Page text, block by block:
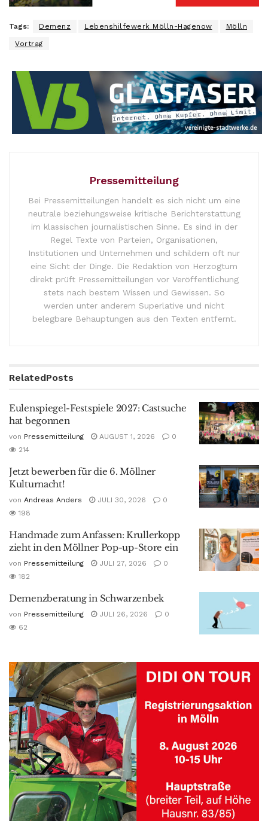
Tags: Demenz Lebenshilfewerk Mölln-Hagenow Mölln
Vortrag
Pressemitteilung
Bei Pressemitteilungen handelt es sich nicht um eine
neutrale beziehungsweise kritische Berichterstattung
im klassischen journalistischen Sinne. Es sind in der
Regel Texte von Parteien, Organisationen,
Institutionen und Unternehmen und schildern oft nur
eine Sicht der Dinge. Die Redaktion von Herzogtum
direkt prüft Pressemitteilungen vor Veröffentlichung
stets nach bestem Wissen und Gewissen. So
werden unter anderem Superlative und nicht
belegbare Behauptungen aus den Texten entfernt.
RelatedPosts
Eulenspiegel-Festspiele 2027: Castsuche
hat begonnen
von Pressemitteilung AUGUST 1, 2026
0
214
Jetzt bewerben für die 6. Möllner
Kulturnacht!
von Andreas Anders JULI 30, 2026
0
198
Handmade zum Anfassen: Krullerkopp
zieht in den Möllner Pop-up-Store ein
von Pressemitteilung JULI 27, 2026
0
182
Demenzberatung in Schwarzenbek
von Pressemitteilung JULI 26, 2026
0
62